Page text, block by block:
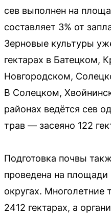
сев выполнен на
составляет 3% от
Зерновые культуры
гектарах в Батецком,
Новгородском,
В Солецком,
районах ведётся сев
трав — засеяно 122
Подготовка почвы
проведена на площади
округах.
2412 гектарах, а